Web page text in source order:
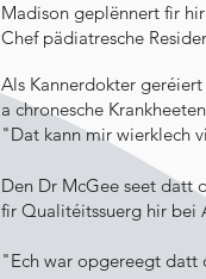
Madison geplënnert fir
Chef pädiatresche
Als Kannerdokter
a chronesche
"Dat kann mir wierklech
Den Dr McGee seet datt
fir Qualitéitssuerg hir bei
"Ech war opgereegt datt